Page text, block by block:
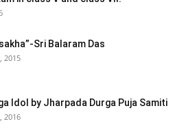
Sri Balaram Das
2015
Idol by Jharpada Durga Puja Samiti
2016